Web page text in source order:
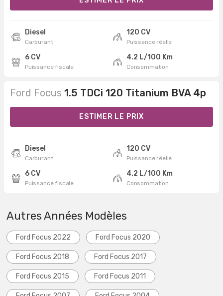
Diesel
Carburant
120 CV
Puissance réelle
6 CV
Puissance fiscale
4.2 L/100 Km
Consommation
Ford Focus 1.5 TDCi 120 Titanium BVA 4p
ESTIMER LE PRIX
Diesel
Carburant
120 CV
Puissance réelle
6 CV
Puissance fiscale
4.2 L/100 Km
Consommation
Autres Années Modèles
Ford Focus 2022 Ford Focus 2020
Ford Focus 2018 Ford Focus 2017
Ford Focus 2015 Ford Focus 2011